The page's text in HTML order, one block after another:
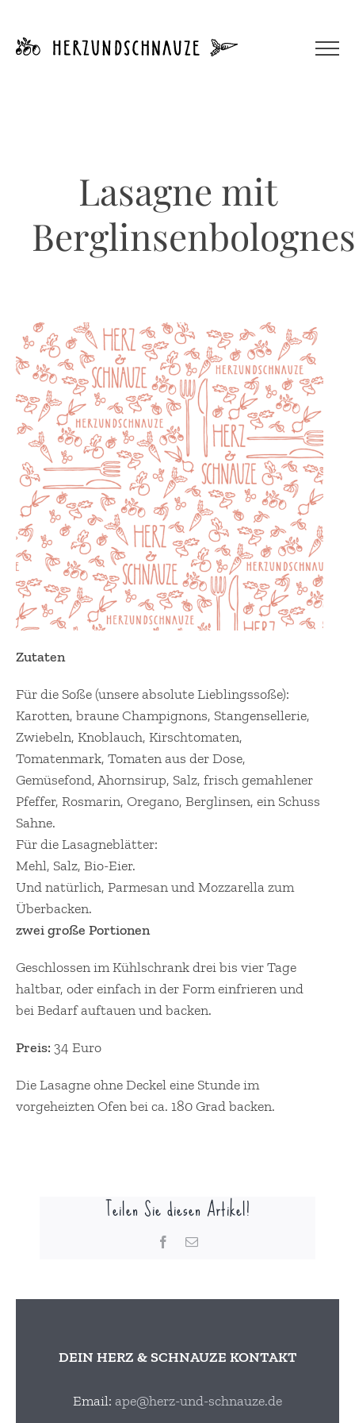
springen
Lasagne mit
Zutaten
Für die Soße (unsere absolute Lieblingssoße):
Karotten, braune Champignons, Stangensellerie,
Zwiebeln, Knoblauch, Kirschtomaten,
Tomatenmark, Tomaten aus der Dose,
Gemüsefond, Ahornsirup, Salz, frisch gemahlener
Pfeffer, Rosmarin, Oregano, Berglinsen, ein Schuss
Sahne.
Für die Lasagneblätter:
Mehl, Salz, Bio-Eier.
Und natürlich, Parmesan und Mozzarella zum
Überbacken.
zwei große Portionen
Geschlossen im Kühlschrank drei bis vier Tage
haltbar, oder einfach in der Form einfrieren und
bei Bedarf auftauen und backen.
Preis: 34 Euro
Die Lasagne ohne Deckel eine Stunde im
vorgeheizten Ofen bei ca. 180 Grad backen.
Teilen Sie diesen Artikel!
Facebook
E-
DEIN HERZ & SCHNAUZE KONTAKT
Email: ape@herz-und-schnauze.de